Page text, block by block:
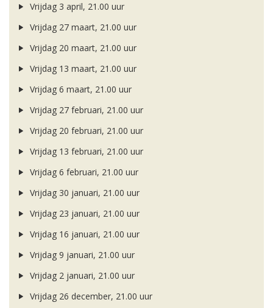
Vrijdag 3 april, 21.00 uur
Vrijdag 27 maart, 21.00 uur
Vrijdag 20 maart, 21.00 uur
Vrijdag 13 maart, 21.00 uur
Vrijdag 6 maart, 21.00 uur
Vrijdag 27 februari, 21.00 uur
Vrijdag 20 februari, 21.00 uur
Vrijdag 13 februari, 21.00 uur
Vrijdag 6 februari, 21.00 uur
Vrijdag 30 januari, 21.00 uur
Vrijdag 23 januari, 21.00 uur
Vrijdag 16 januari, 21.00 uur
Vrijdag 9 januari, 21.00 uur
Vrijdag 2 januari, 21.00 uur
Vrijdag 26 december, 21.00 uur